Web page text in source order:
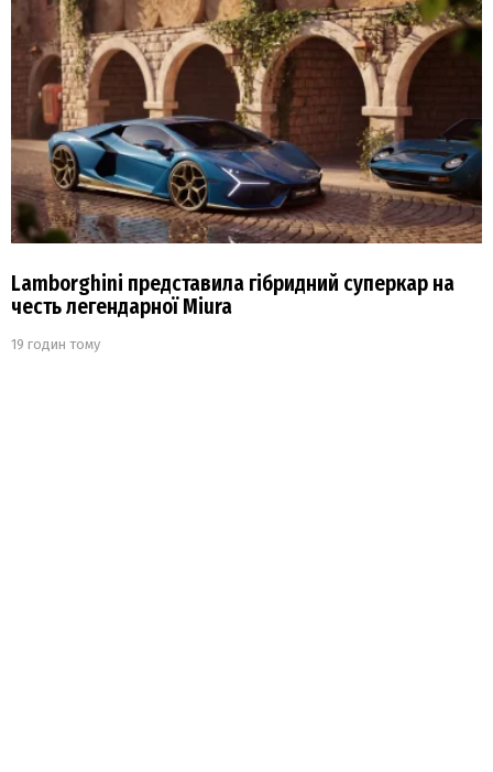
Lamborghini представила гібридний суперкар на
честь легендарної Miura
19 годин тому